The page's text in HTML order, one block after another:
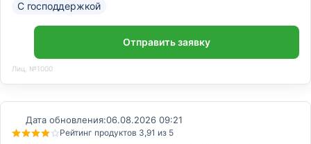
С господдержкой
Отправить заявку
Лиц. №1000
Дата обновления:06.08.2026 09:21
Рейтинг продуктов 3,91 из 5